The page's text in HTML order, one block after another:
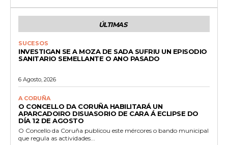
ÚLTIMAS
SUCESOS
INVESTIGAN SE A MOZA DE SADA SUFRIU UN EPISODIO
SANITARIO SEMELLANTE O ANO PASADO
6 Agosto, 2026
A CORUÑA
O CONCELLO DA CORUÑA HABILITARÁ UN
APARCADOIRO DISUASORIO DE CARA Á ECLIPSE DO
DÍA 12 DE AGOSTO
O Concello da Coruña publicou este mércores o bando municipal
que regula as actividades...